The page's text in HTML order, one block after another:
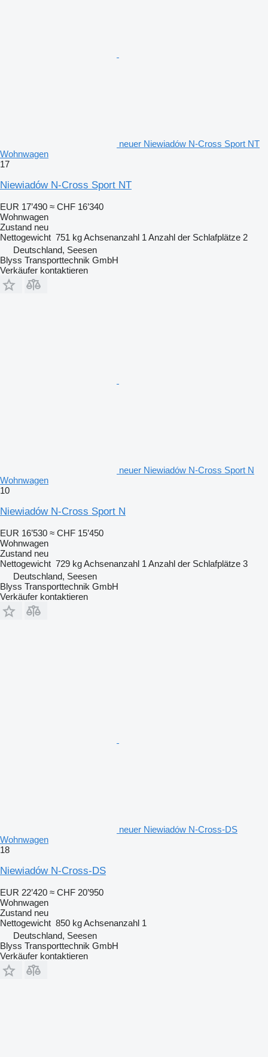
neuer Niewiadów N-Cross Sport NT
Wohnwagen
17
Niewiadów N-Cross Sport NT
EUR 17’490 ≈ CHF 16’340
Wohnwagen
Zustand neu
Nettogewicht 751 kgAchsenanzahl 1 Anzahl der Schlafplätze 2
Deutschland, Seesen
Blyss Transporttechnik GmbH
Verkäufer kontaktieren
neuer Niewiadów N-Cross Sport N
Wohnwagen
10
Niewiadów N-Cross Sport N
EUR 16’530 ≈ CHF 15’450
Wohnwagen
Zustand neu
Nettogewicht 729 kgAchsenanzahl 1 Anzahl der Schlafplätze 3
Deutschland, Seesen
Blyss Transporttechnik GmbH
Verkäufer kontaktieren
neuer Niewiadów N-Cross-DS
Wohnwagen
18
Niewiadów N-Cross-DS
EUR 22’420 ≈ CHF 20’950
Wohnwagen
Zustand neu
Nettogewicht 850 kgAchsenanzahl 1
Deutschland, Seesen
Blyss Transporttechnik GmbH
Verkäufer kontaktieren